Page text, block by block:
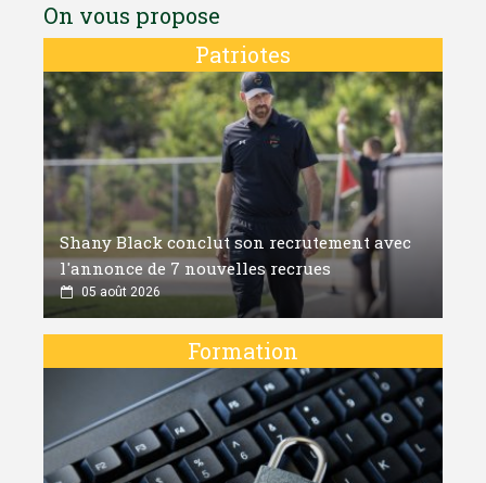
On vous propose
Patriotes
Shany Black conclut son recrutement avec
l'annonce de 7 nouvelles recrues
05 août 2026
Formation